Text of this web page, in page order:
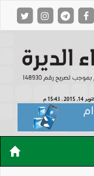
2015 , 15:43 م